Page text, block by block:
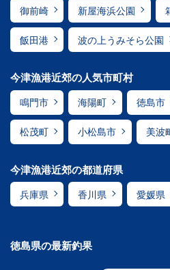
御前崎 新屋海浜公園
飯田港 波の上うみそら公園
今津漁港近郊の人気市町村
鳴門市 海陽町 徳島市
松茂町 小松島市 美波
今津漁港近郊の都道府県
兵庫県 香川県 愛媛県
徳島県の最新釣果